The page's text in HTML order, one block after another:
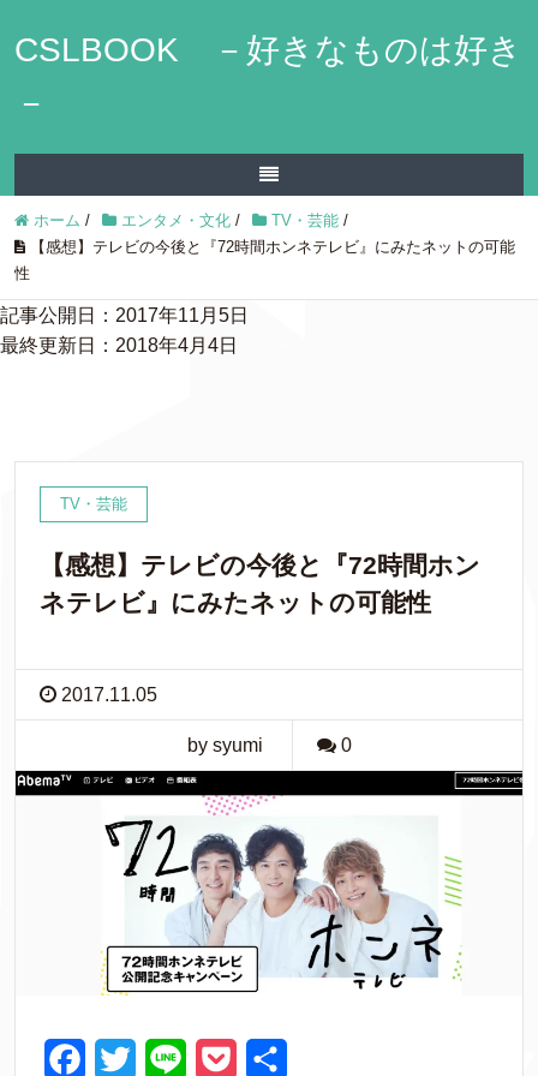
CSLBOOK －好きなものは好き
－
ホーム / エンタメ・文化 / TV・芸能 /
【感想】テレビの今後と『72時間ホンネテレビ』にみたネットの可能
性
記事公開日：2017年11月5日
最終更新日：2018年4月4日
TV・芸能
【感想】テレビの今後と『72時間ホン
ネテレビ』にみたネットの可能性
2017.11.05
by syumi 0